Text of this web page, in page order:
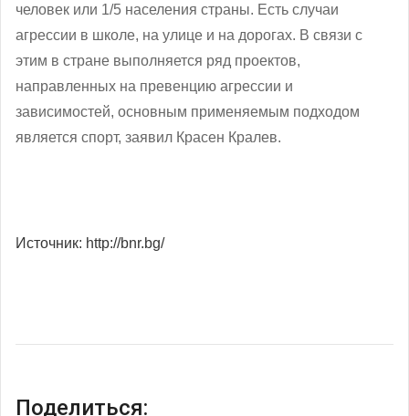
человек или 1/5 населения страны. Есть случаи
агрессии в школе, на улице и на дорогах. В связи с
этим в стране выполняется ряд проектов,
направленных на превенцию агрессии и
зависимостей, основным применяемым подходом
является спорт, заявил Красен Кралев.
Источник: http://bnr.bg/
Поделиться: